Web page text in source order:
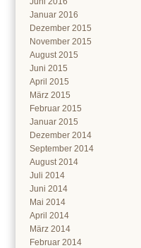
Januar 2016
Dezember 2015
November 2015
August 2015
Juni 2015
April 2015
März 2015
Februar 2015
Januar 2015
Dezember 2014
September 2014
August 2014
Juli 2014
Juni 2014
Mai 2014
April 2014
März 2014
Februar 2014